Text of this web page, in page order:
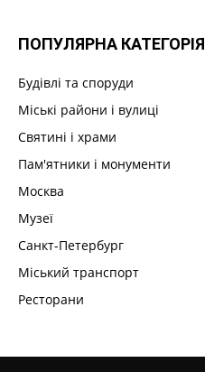
ПОПУЛЯРНА КАТЕГОРІЯ
Будівлі та споруди
Міські райони і вулиці
Святині і храми
Пам'ятники і монументи
Москва
Музеї
Санкт-Петербург
Міський транспорт
Ресторани